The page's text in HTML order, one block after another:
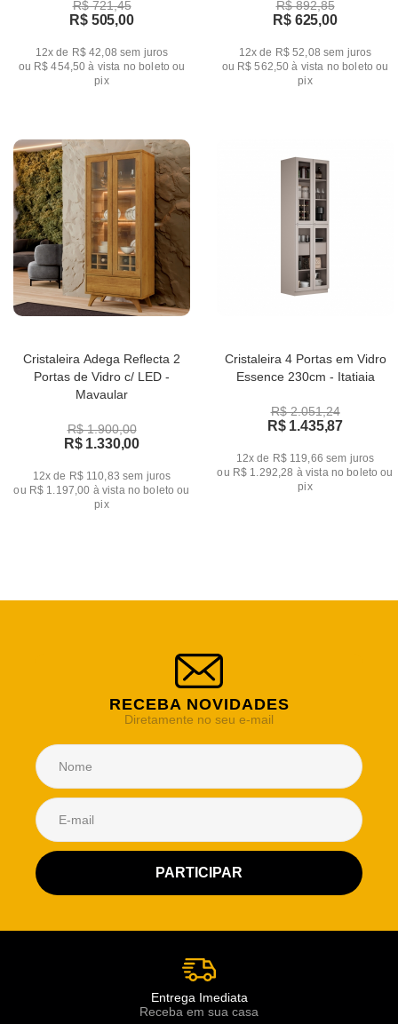
R$ 721,45
R$ 505,00
12x de R$ 42,08 sem juros
ou R$ 454,50 à vista no boleto ou
pix
R$ 892,85
R$ 625,00
12x de R$ 52,08 sem juros
ou R$ 562,50 à vista no boleto ou
pix
Cristaleira Adega Reflecta 2
Portas de Vidro c/ LED -
Mavaular
R$ 1.900,00
R$ 1.330,00
12x de R$ 110,83 sem juros
ou R$ 1.197,00 à vista no boleto ou
pix
Cristaleira 4 Portas em Vidro
Essence 230cm - Itatiaia
R$ 2.051,24
R$ 1.435,87
12x de R$ 119,66 sem juros
ou R$ 1.292,28 à vista no boleto ou
pix
RECEBA NOVIDADES
Diretamente no seu e-mail
Entrega Imediata
Receba em sua casa
Atendimento Rei de Casa